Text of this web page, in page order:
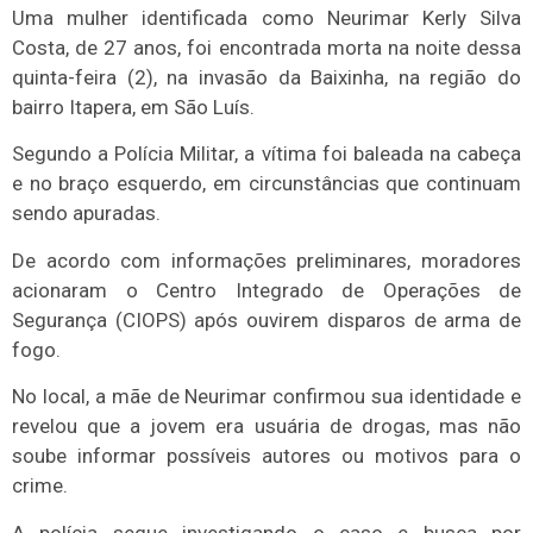
Uma mulher identificada como Neurimar Kerly Silva
Costa, de 27 anos, foi encontrada morta na noite dessa
quinta-feira (2), na invasão da Baixinha, na região do
bairro Itapera, em São Luís.
Segundo a Polícia Militar, a vítima foi baleada na cabeça
e no braço esquerdo, em circunstâncias que continuam
sendo apuradas.
De acordo com informações preliminares, moradores
acionaram o Centro Integrado de Operações de
Segurança (CIOPS) após ouvirem disparos de arma de
fogo.
No local, a mãe de Neurimar confirmou sua identidade e
revelou que a jovem era usuária de drogas, mas não
soube informar possíveis autores ou motivos para o
crime.